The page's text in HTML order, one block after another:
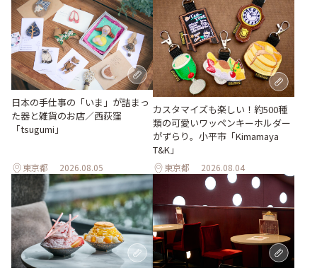
日本の手仕事の「いま」が詰まっ
た器と雑貨のお店／西荻窪
「tsugumi」
東京都 2026.08.05
カスタマイズも楽しい！約500種
類の可愛いワッペンキーホルダー
がずらり。小平市「Kimamaya
T&K」
東京都 2026.08.04